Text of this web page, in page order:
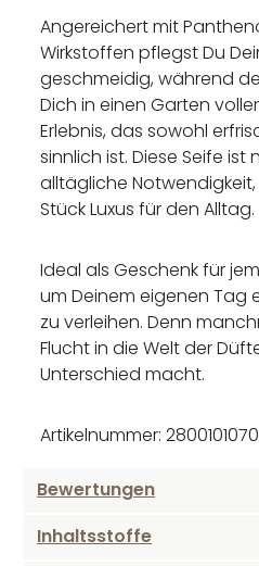
Angereichert mit
Wirkstoffen pflegst Du
geschmeidig, während
Dich in einen Garten
Erlebnis, das sowohl
sinnlich ist. Diese Seife ist
alltägliche
Stück Luxus für den Alltag.
Ideal als Geschenk für
um Deinem eigenen Tag
zu verleihen. Denn
Flucht in die Welt der
Unterschied macht.
Artikelnummer: 2800101070
Bewertungen
Inhaltsstoffe